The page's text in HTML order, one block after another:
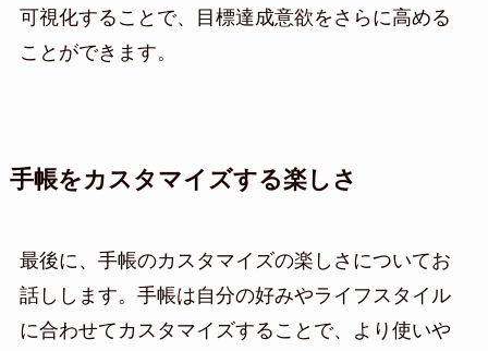
可視化することで、目標達成意欲をさらに高める
ことができます。
手帳をカスタマイズする楽しさ
最後に、手帳のカスタマイズの楽しさについてお
話しします。手帳は自分の好みやライフスタイル
に合わせてカスタマイズすることで、より使いや